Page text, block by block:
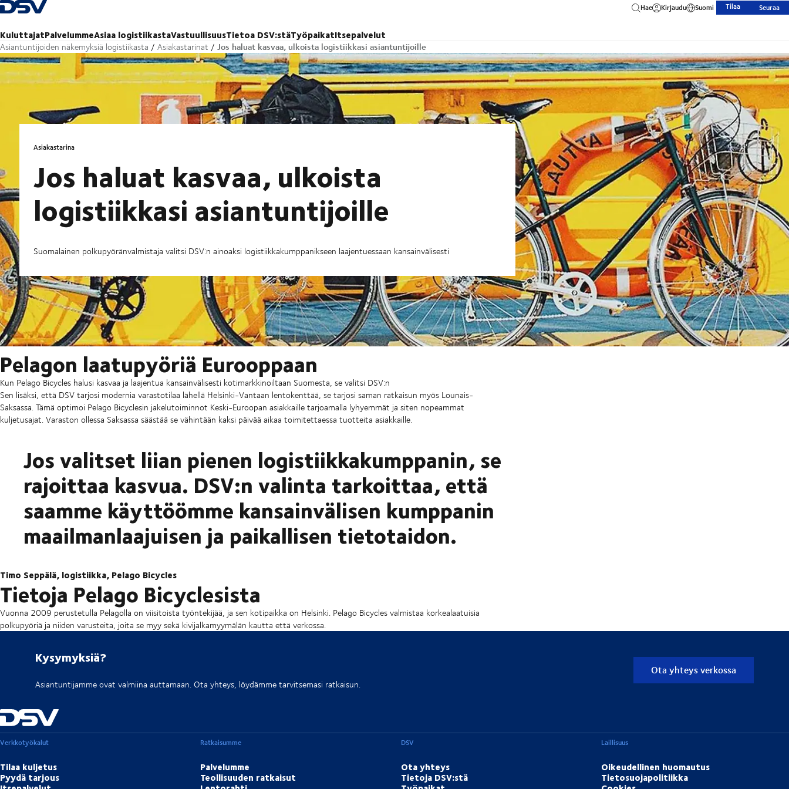
Takaisin kotisivulle
KuluttajatPalvelummeAsiaa logistiikastaVastuullisuusTietoa DSV:stäTyöpaikatItsepalvelut
Hae Kirjaudu Suomi Tilaa Seuraa
Asiantuntijoiden näkemyksiä logistiikasta Asiakastarinat Jos haluat kasvaa, ulkoista logistiikkasi asiantuntijoille
Asiakastarina
Jos haluat kasvaa, ulkoista
logistiikkasi asiantuntijoille
Suomalainen polkupyöränvalmistaja valitsi DSV:n ainoaksi logistiikkakumppanikseen laajentuessaan kansainvälisesti
Pelagon laatupyöriä Eurooppaan
Kun Pelago Bicycles halusi kasvaa ja laajentua kansainvälisesti kotimarkkinoiltaan Suomesta, se valitsi DSV:n
Sen lisäksi, että DSV tarjosi modernia varastotilaa lähellä Helsinki-Vantaan lentokenttää, se tarjosi saman ratkaisun myös Lounais-
Saksassa. Tämä optimoi Pelago Bicyclesin jakelutoiminnot Keski-Euroopan asiakkaille tarjoamalla lyhyemmät ja siten nopeammat
kuljetusajat. Varaston ollessa Saksassa säästää se vähintään kaksi päivää aikaa toimitettaessa tuotteita asiakkaille.
Jos valitset liian pienen logistiikkakumppanin, se
rajoittaa kasvua. DSV:n valinta tarkoittaa, että
saamme käyttöömme kansainvälisen kumppanin
maailmanlaajuisen ja paikallisen tietotaidon.
Timo Seppälä, logistiikka, Pelago Bicycles
Tietoja Pelago Bicyclesista
Vuonna 2009 perustetulla Pelagolla on viisitoista työntekijää, ja sen kotipaikka on Helsinki. Pelago Bicycles valmistaa korkealaatuisia
polkupyöriä ja niiden varusteita, joita se myy sekä kivijalkamyymälän kautta että verkossa.
Kysymyksiä?
Asiantuntijamme ovat valmiina auttamaan. Ota yhteys, löydämme tarvitsemasi ratkaisun.
Ota yhteys verkossa
Verkkotyökalut
Tilaa kuljetus
Pyydä tarjous
Ratkaisumme
Palvelumme
Teollisuuden ratkaisut
DSV
Ota yhteys
Tietoja DSV:stä
Laillisuus
Oikeudellinen huomautus
Tietosuojapolitiikka